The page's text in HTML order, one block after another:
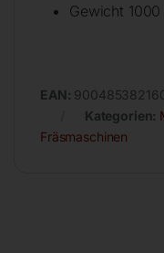
Gewicht 1000
EAN:
Kategorien:
Fräsmaschinen